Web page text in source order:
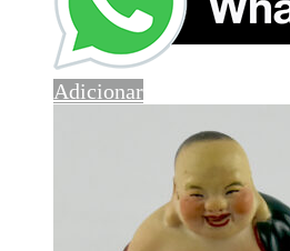
Adicionar